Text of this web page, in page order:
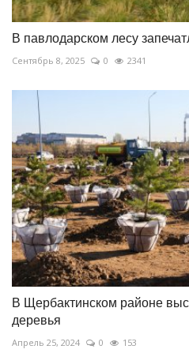
В павлодарском лесу
Сентябрь 8, 2025 0 2341
В Щербактинском районе
деревья
Апрель 25, 2024 0 153